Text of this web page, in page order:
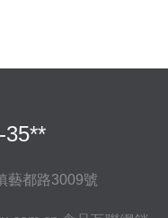
35**
藝都路3009號